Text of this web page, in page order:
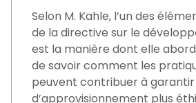
Selon M. Kahle, l’un des
de la directive sur le
est la manière dont elle
de savoir comment les
peuvent contribuer à garantir
d’approvisionnement plus